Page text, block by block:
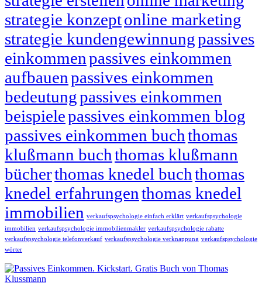
strategie konzeptonline marketing
strategie kundengewinnungpassives
einkommenpassives einkommen
aufbauenpassives einkommen
bedeutungpassives einkommen
beispielepassives einkommen blog
passives einkommen buchthomas
klußmann buchthomas klußmann
bücherthomas knedel buchthomas
knedel erfahrungenthomas knedel
immobilien verkaufspsychologie einfach erklärt verkaufspsychologie
immobilien verkaufspsychologie immobilienmakler verkaufspsychologie rabatte
verkaufspsychologie telefonverkauf verkaufspsychologie verknappung verkaufspsychologie
wörter